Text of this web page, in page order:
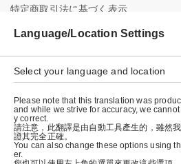
特定商取引法に基づく表示
会社概要
© graniph inc.
Language/Location Settings
Select your language and location
Please note that this translation was
and while we strive for accuracy, we
y correct.
請注意，此翻譯是由自動工具產生的，雖然
證其完全正確。
You can also change these options using
er.